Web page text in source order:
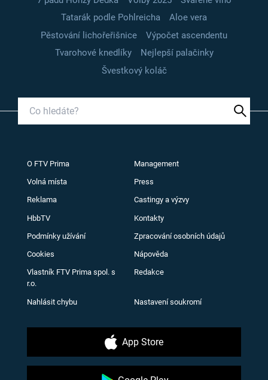
Tatarák podle Pohlreicha
Aloe vera
Pěstování lichořeřišnice
Výpočet ascendentu
Tvarohové knedlíky
Nejlepší palačinky
Švestkový koláč
O FTV Prima Management
Volná místa Press
Reklama Castingy a výzvy
HbbTV Kontakty
Podmínky užívání Zpracování osobních údajů
Cookies Nápověda
Vlastník FTV Prima spol. s
r.o.
Redakce
Nahlásit chybu Nastavení soukromí
App Store